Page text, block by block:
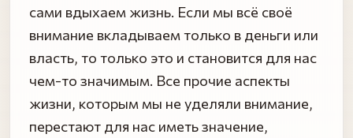
сами вдыхаем жизнь. Если мы всё своё
внимание вкладываем только в деньги или
власть, то только это и становится для нас
чем-то значимым. Все прочие аспекты
жизни, которым мы не уделяли внимание,
перестают для нас иметь значение,